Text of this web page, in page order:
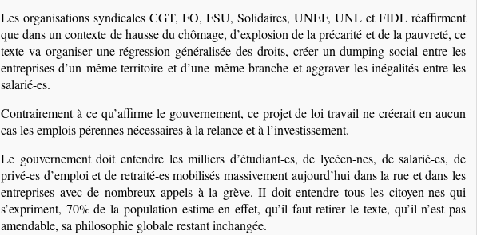
Les organisations syndicales CGT, FO, FSU, Solidaires, UNEF, UNL et FIDL réaffirment
que dans un contexte de hausse du chômage, d’explosion de la précarité et de la pauvreté, ce
texte va organiser une régression généralisée des droits, créer un dumping social entre les
entreprises d’un même territoire et d’une même branche et aggraver les inégalités entre les
salarié-es.
Contrairement à ce qu’affirme le gouvernement, ce projet de loi travail ne créerait en aucun
cas les emplois pérennes nécessaires à la relance et à l’investissement.
Le gouvernement doit entendre les milliers d’étudiant-es, de lycéen-nes, de salarié-es, de
privé-es d’emploi et de retraité-es mobilisés massivement aujourd’hui dans la rue et dans les
entreprises avec de nombreux appels à la grève. II doit entendre tous les citoyen-nes qui
s’expriment, 70% de la population estime en effet, qu’il faut retirer le texte, qu’il n’est pas
amendable, sa philosophie globale restant inchangée.